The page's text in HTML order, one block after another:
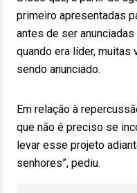
primeiro apresentadas
antes de ser
quando era líder,
sendo anunciado.
Em relação à
que não é preciso se
levar esse projeto
senhores”, pediu.